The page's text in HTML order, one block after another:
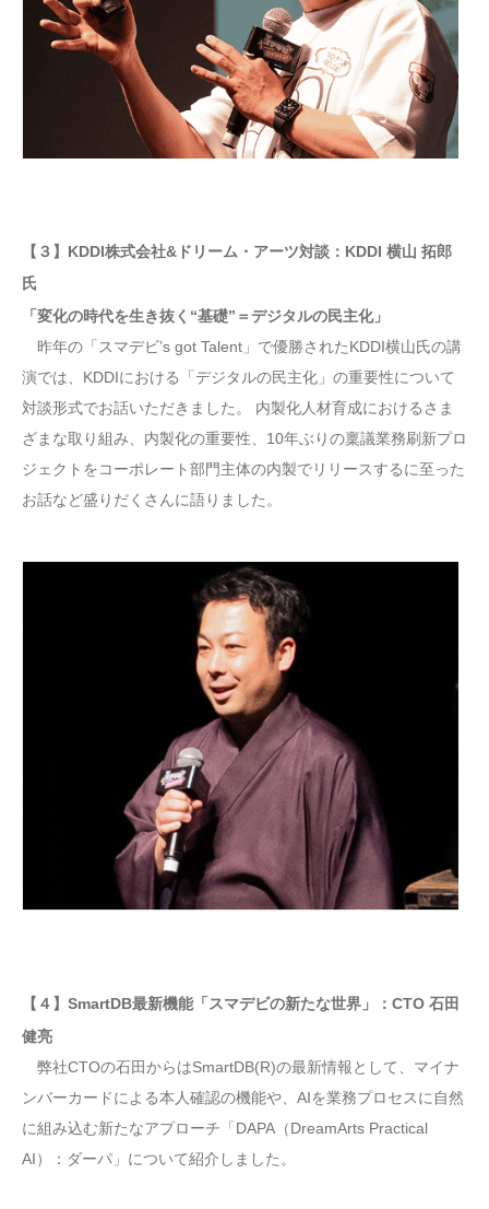
【３】KDDI株式会社&ドリーム・アーツ対談：KDDI 横山 拓郎
氏
「変化の時代を生き抜く“基礎”＝デジタルの民主化」
昨年の「スマデビ’s got Talent」で優勝されたKDDI横山氏の講
演では、KDDIにおける「デジタルの民主化」の重要性について
対談形式でお話いただきました。 内製化人材育成におけるさま
ざまな取り組み、内製化の重要性、10年ぶりの稟議業務刷新プロ
ジェクトをコーポレート部門主体の内製でリリースするに至った
お話など盛りだくさんに語りました。
【４】SmartDB最新機能「スマデビの新たな世界」：CTO 石田
健亮
弊社CTOの石田からはSmartDB(R)の最新情報として、マイナ
ンバーカードによる本人確認の機能や、AIを業務プロセスに自然
に組み込む新たなアプローチ「DAPA（DreamArts Practical
AI）：ダーパ」について紹介しました。